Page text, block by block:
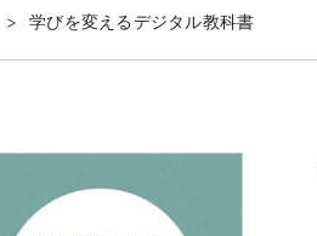
> 学びを変えるデジタル教科書